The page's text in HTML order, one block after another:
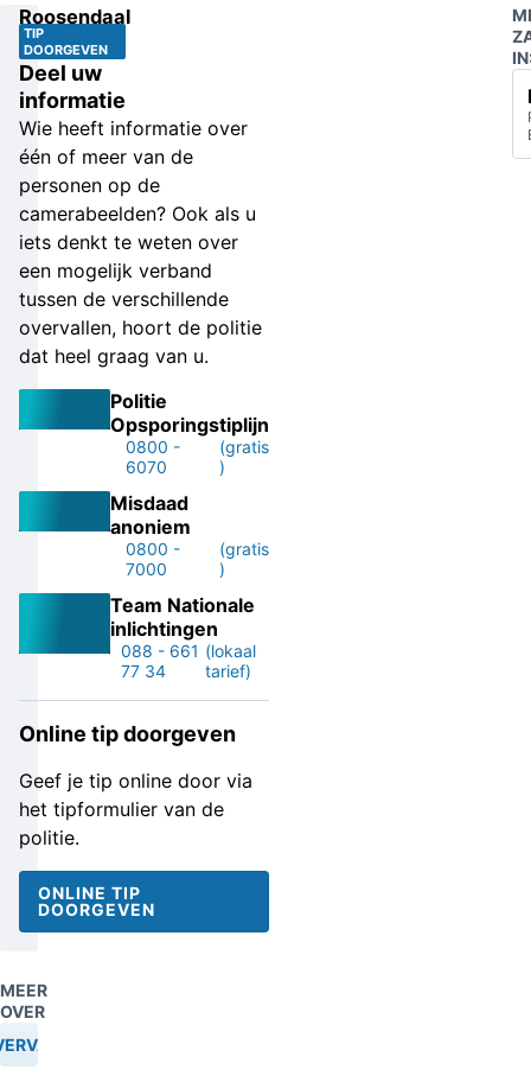
TIP
DOORGEVEN
Deel uw
informatie
Wie heeft informatie over
één of meer van de
personen op de
camerabeelden? Ook als u
iets denkt te weten over
een mogelijk verband
tussen de verschillende
overvallen, hoort de politie
dat heel graag van u.
Politie
Opsporingstiplijn
0800 -
6070
(gratis
)
Misdaad
anoniem
0800 -
7000
(gratis
)
Team Nationale
inlichtingen
088 - 661
77 34
(lokaal
tarief)
Online tip doorgeven
Geef je tip online door via
het tipformulier van de
politie.
ONLINE TIP
DOORGEVEN
Roosendaal
MEER
OVER